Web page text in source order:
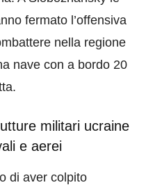
fermato l’offensiva
nella regione
nave con a bordo 20
militari ucraine
e aerei
di aver colpito